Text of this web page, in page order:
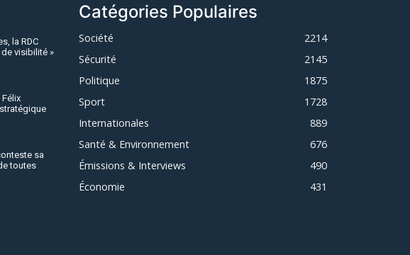
la RDC
visibilité »
Félix
sa
toutes
Catégories Populaires
Société
2214
Sécurité
2145
Politique
1875
Sport
1728
Internationales
889
Santé & Environnement
676
Émissions & Interviews
490
Économie
431